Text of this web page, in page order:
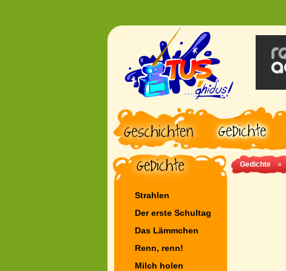
Strahlen
Der erste Schultag
Das Lämmchen
Renn, renn!
Milch holen
Gedichte »